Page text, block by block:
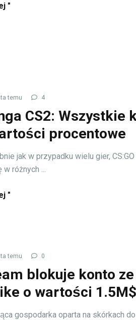
"
temu 4
CS2: Wszystkie
procentowe
jak w przypadku wielu gier,
w różnych ...
"
temu 0
blokuje konto
o wartości 1.5M$
gospodarka oparta na skórkach